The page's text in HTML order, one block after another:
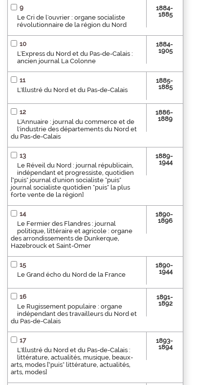
9
Le Cri de l'ouvrier : organe socialiste
révolutionnaire de la région du Nord
1884-
1885
10
L'Express du Nord et du Pas-de-Calais :
ancien journal La Colonne
1884-
1905
11
L'Illustré du Nord et du Pas-de-Calais
1885-
1885
12
L'Annuaire : journal du commerce et de
l'industrie des départements du Nord et
du Pas-de-Calais
1886-
1889
13
Le Réveil du Nord : journal républicain,
indépendant et progressiste, quotidien
["puis" journal d'union socialiste "puis"
journal socialiste quotidien "puis" la plus
forte vente de la région]
1889-
1944
14
Le Fermier des Flandres : journal
politique, littéraire et agricole : organe
des arrondissements de Dunkerque,
Hazebrouck et Saint-Omer
1890-
1896
15
Le Grand écho du Nord de la France
1890-
1944
16
Le Rugissement populaire : organe
indépendant des travailleurs du Nord et
du Pas-de-Calais
1891-
1892
17
L'Illustré du Nord et du Pas-de-Calais :
littérature, actualités, musique, beaux-
arts, modes ["puis" littérature, actualités,
arts, modes]
1893-
1894